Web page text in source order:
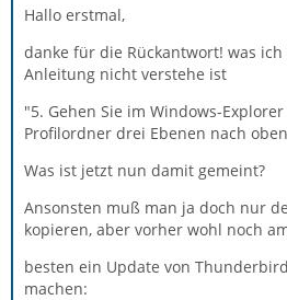
Hallo erstmal,
danke für die Rückantwort! was
Anleitung nicht verstehe ist
"5. Gehen Sie im Windows-
Profilordner drei Ebenen nach
Was ist jetzt nun damit gemeint?
Ansonsten muß man ja doch nur
kopieren, aber vorher wohl noch
besten ein Update von
machen: